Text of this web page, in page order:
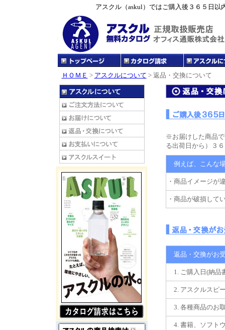
アスクル（askul）ではご購入後３６５日
ＨＯＭＥ > アスクルについて > 返品・交換について
※お届けした商品
る出荷日から）３
例えば、こんな
・商品イメージが
・商品が破損して
返品・交換がお
1. ご購入日(納品
2. アスクルスピ
3. 各種商品のお
4. 書籍、ソフト